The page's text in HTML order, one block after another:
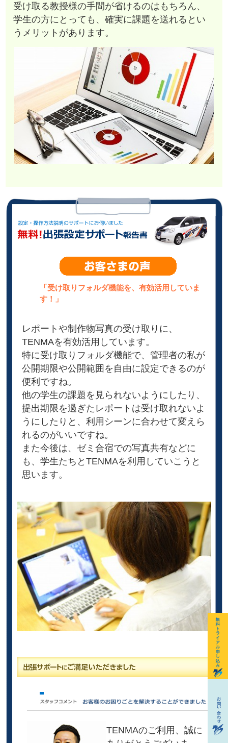
受け取る教授様の手間が省けるのはもちろん、
学生の方にとっても、確実に課題を送れるとい
うメリットがあります。
「受け取りフォルダ機能を、有効活用していま
す！」
レポートや制作物写真の受け取りに、
TENMAを有効活用しています。
特に受け取りフォルダ機能で、管理者の私が
公開期限や公開範囲を自由に設定できるのが
便利ですね。
他の学生の課題を見られないようにしたり、
提出期限を過ぎたレポートは受け取れないよ
うにしたりと、利用シーンに合わせて変えら
れるのがいいですね。
また今後は、ゼミ合宿での写真共有などに
も、学生たちとTENMAを利用していこうと
思います。
TENMAのご利用、誠に